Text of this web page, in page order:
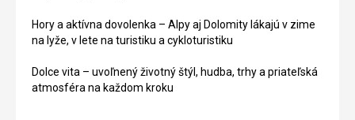
Hory a aktívna dovolenka – Alpy aj Dolomity lákajú v zime
na lyže, v lete na turistiku a cykloturistiku
Dolce vita – uvoľnený životný štýl, hudba, trhy a priateľská
atmosféra na každom kroku